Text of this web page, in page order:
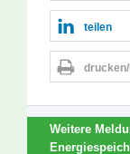
teilen
Weitere